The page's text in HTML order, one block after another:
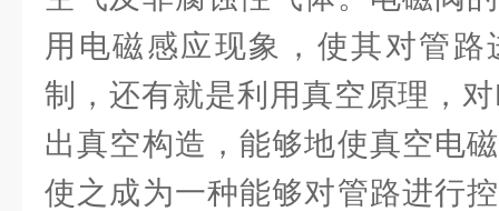
用电磁感应现象，使其对管
制，还有就是利用真空原理，
出真空构造，能够地使真空电
使之成为一种能够对管路进行